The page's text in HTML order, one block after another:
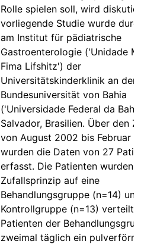
Rolle spielen soll, wird
vorliegende Studie wurde
am Institut für pädiatrische
Gastroenterologie ('Unidade
Fima Lifshitz') der
Universitätskinderklinik an der
Bundesuniversität von Bahia
('Universidade Federal da
Salvador, Brasilien. Über den
von August 2002 bis Februar
wurden die Daten von 27
erfasst. Die Patienten wurden
Zufallsprinzip auf eine
Behandlungsgruppe (n=14)
Kontrollgruppe (n=13) verteilt.
Patienten der
zweimal täglich ein